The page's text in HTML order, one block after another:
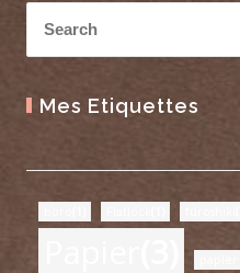
Mes Etiquettes